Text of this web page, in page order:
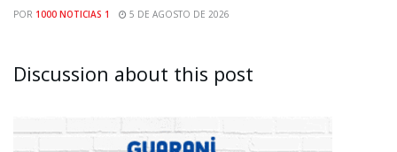
POR 1000 NOTICIAS 1 5 DE AGOSTO DE 2026
Discussion about this post